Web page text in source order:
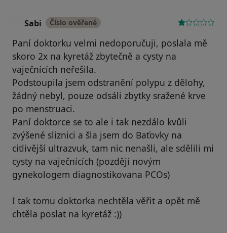
Sabi Číslo ověřené
Paní doktorku velmi nedoporučuji, poslala mě
skoro 2x na kyretáž zbytečně a cysty na
vaječnících neřešila.
Podstoupila jsem odstranění polypu z dělohy,
žádný nebyl, pouze odsáli zbytky sražené krve
po menstruaci.
Paní doktorce se to ale i tak nezdálo kvůli
zvýšené sliznici a šla jsem do Baťovky na
citlivější ultrazvuk, tam nic nenašli, ale sdělili mi
cysty na vaječnících (později novým
gynekologem diagnostikovana PCOs)
I tak tomu doktorka nechtěla věřit a opět mě
chtěla poslat na kyretáž :))